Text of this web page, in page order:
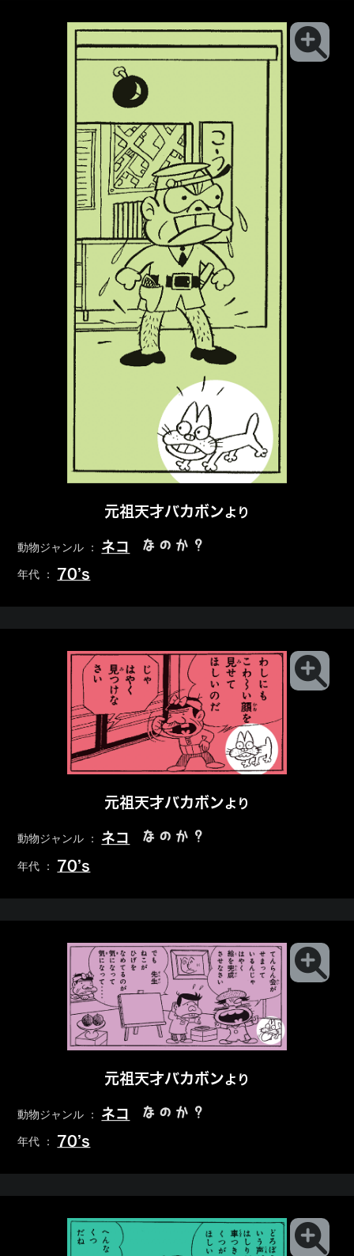
元祖天才バカボンより
動物ジャンル ： ネコ なのか？
年代 ： 70’s
元祖天才バカボンより
動物ジャンル ： ネコ なのか？
年代 ： 70’s
元祖天才バカボンより
動物ジャンル ： ネコ なのか？
年代 ： 70’s